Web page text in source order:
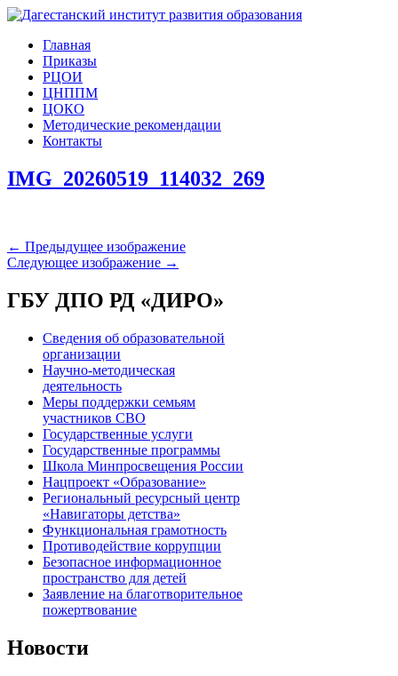
Главная
Приказы
РЦОИ
ЦНППМ
ЦОКО
Методические рекомендации
Контакты
IMG_20260519_114032_269
← Предыдущее изображение
Следующее изображение →
ГБУ ДПО РД «ДИРО»
Сведения об образовательной
организации
Научно-методическая
деятельность
Меры поддержки семьям
участников СВО
Государственные услуги
Государственные программы
Школа Минпросвещения России
Нацпроект «Образование»
Региональный ресурсный центр
«Навигаторы детства»
Функциональная грамотность
Противодействие коррупции
Безопасное информационное
пространство для детей
Заявление на благотворительное
пожертвование
Новости